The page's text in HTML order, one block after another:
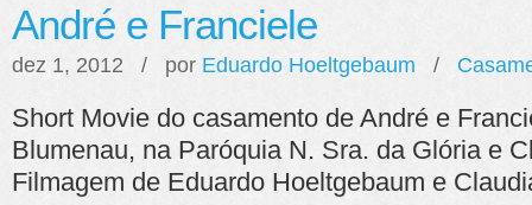
André e Franciele
dez 1, 2012 / por Eduardo Hoeltgebaum /
Short Movie do casamento de André e
Blumenau, na Paróquia N. Sra. da Glória e
Filmagem de Eduardo Hoeltgebaum e